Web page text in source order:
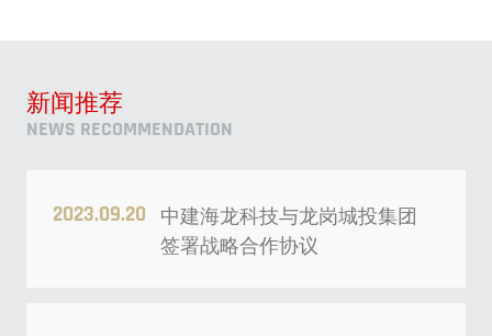
新闻推荐
NEWS RECOMMENDATION
2023.09.20 中建海龙科技与龙岗城投集团
签署战略合作协议